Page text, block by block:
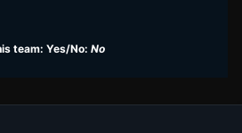
team: Yes/No: No